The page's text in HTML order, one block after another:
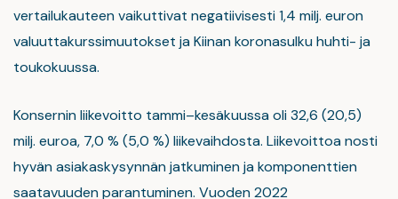
vertailukauteen vaikuttivat negatiivisesti 1,4 milj. euron
valuuttakurssimuutokset ja Kiinan koronasulku huhti- ja
toukokuussa.
Konsernin liikevoitto tammi–kesäkuussa oli 32,6 (20,5)
milj. euroa, 7,0 % (5,0 %) liikevaihdosta. Liikevoittoa nosti
hyvän asiakaskysynnän jatkuminen ja komponenttien
saatavuuden parantuminen. Vuoden 2022